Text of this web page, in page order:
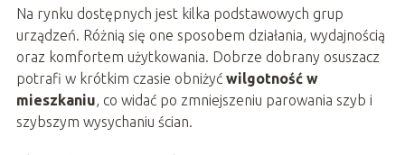
Na rynku dostępnych jest kilka podstawowych grup
urządzeń. Różnią się one sposobem działania, wydajnością
oraz komfortem użytkowania. Dobrze dobrany osuszacz
potrafi w krótkim czasie obniżyć wilgotność w
mieszkaniu, co widać po zmniejszeniu parowania szyb i
szybszym wysychaniu ścian.